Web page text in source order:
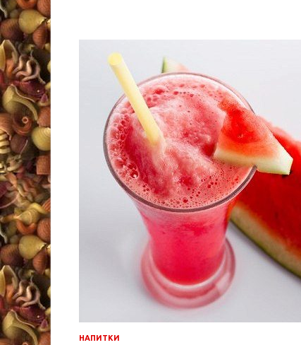
НАПИТКИ